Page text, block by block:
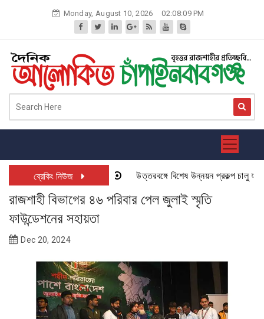
Monday, August 10, 2026 02:08:09 PM
ব্রেকিং নিউজ উত্তরবঙ্গে বিশেষ উন্নয়ন প্রকল্প চালু হতে
রাজশাহী বিভাগের ৪৬ পরিবার পেল জুলাই স্মৃতি
ফাউন্ডেশনের সহায়তা
Dec 20, 2024